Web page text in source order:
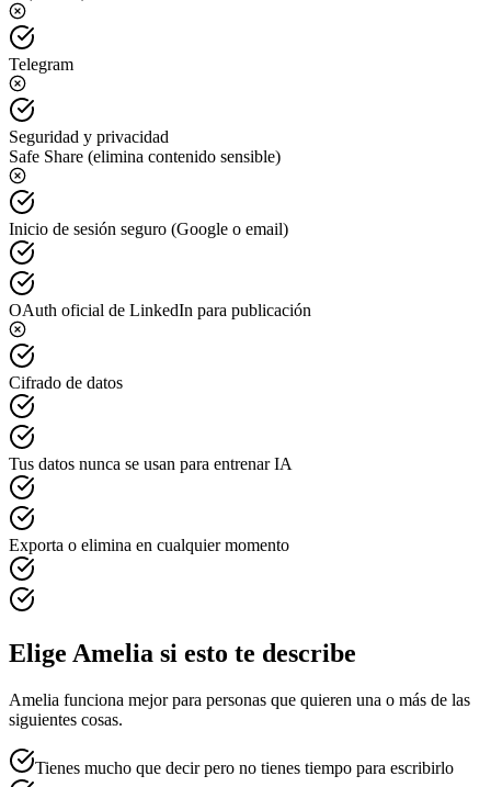
Telegram
Seguridad y privacidad
Safe Share (elimina contenido sensible)
Inicio de sesión seguro (Google o email)
OAuth oficial de LinkedIn para publicación
Cifrado de datos
Tus datos nunca se usan para entrenar IA
Exporta o elimina en cualquier momento
Elige Amelia si esto te describe
Amelia funciona mejor para personas que quieren una o más de las
siguientes cosas.
Tienes mucho que decir pero no tienes tiempo para escribirlo